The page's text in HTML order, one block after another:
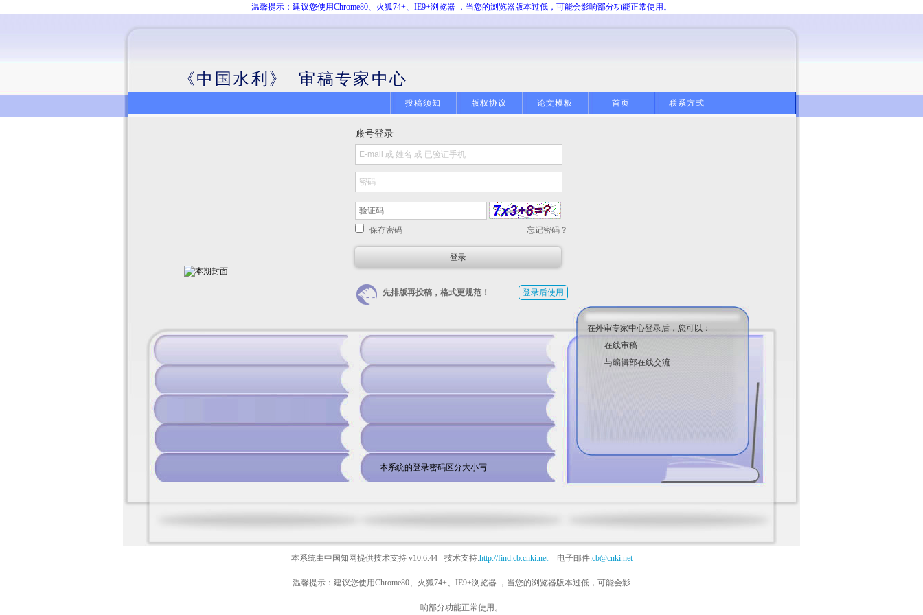
温馨提示：建议您使用Chrome80、火狐74+、IE9+浏览器 ，当您的浏览器版本过低，可能会影响部分功能正常使用。
《中国水利》 审稿专家中心
投稿须知 版权协议 论文模板 首页 联系方式
账号登录
保存密码 忘记密码？
先排版再投稿，格式更规范！ 登录后使用
本系统的登录密码区分大小写
在外审专家中心登录后，您可以：
在线审稿
与编辑部在线交流
本系统由中国知网提供技术支持v10.6.44 技术支持:http://find.cb.cnki.net 电子邮件:cb@cnki.net
温馨提示：建议您使用Chrome80、火狐74+、IE9+浏览器 ，当您的浏览器版本过低，可能会影
响部分功能正常使用。